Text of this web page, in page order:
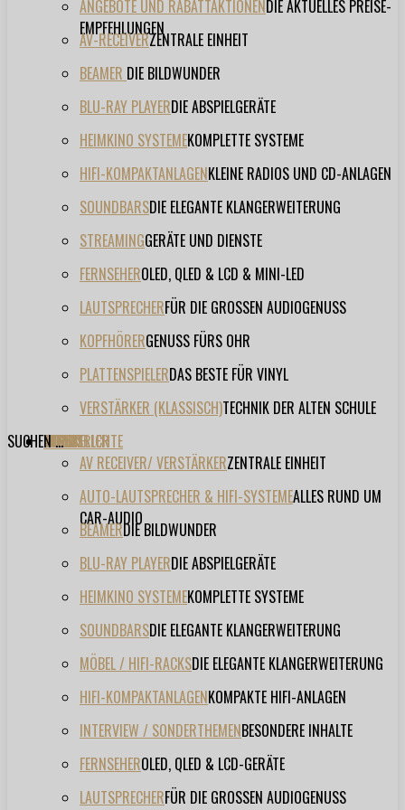
ANGEBOTE UND RABATTAKTIONENDIE AKTUELLES PREISE-
EMPFEHLUNGEN
AV-RECEIVERZENTRALE EINHEIT
BEAMER DIE BILDWUNDER
BLU-RAY PLAYERDIE ABSPIELGERÄTE
HEIMKINO SYSTEMEKOMPLETTE SYSTEME
HIFI-KOMPAKTANLAGENKLEINE RADIOS UND CD-ANLAGEN
SOUNDBARSDIE ELEGANTE KLANGERWEITERUNG
STREAMINGGERÄTE UND DIENSTE
FERNSEHEROLED, QLED & LCD & MINI-LED
LAUTSPRECHERFÜR DIE GROSSEN AUDIOGENUSS
KOPFHÖRERGENUSS FÜRS OHR
PLATTENSPIELERDAS BESTE FÜR VINYL
VERSTÄRKER (KLASSISCH)TECHNIK DER ALTEN SCHULE
TESTBERICHTE
AV RECEIVER/ VERSTÄRKERZENTRALE EINHEIT
AUTO-LAUTSPRECHER & HIFI-SYSTEMEALLES RUND UM
CAR-AUDIO
BEAMERDIE BILDWUNDER
BLU-RAY PLAYERDIE ABSPIELGERÄTE
HEIMKINO SYSTEMEKOMPLETTE SYSTEME
SOUNDBARSDIE ELEGANTE KLANGERWEITERUNG
MÖBEL / HIFI-RACKSDIE ELEGANTE KLANGERWEITERUNG
HIFI-KOMPAKTANLAGENKOMPAKTE HIFI-ANLAGEN
INTERVIEW / SONDERTHEMENBESONDERE INHALTE
FERNSEHEROLED, QLED & LCD-GERÄTE
LAUTSPRECHERFÜR DIE GROSSEN AUDIOGENUSS
FORUM
FILME
VIDEOS
HERSTELLER
EVENT
SUCHEN ...